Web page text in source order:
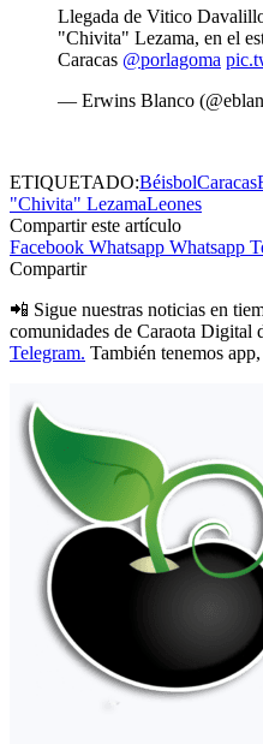
Llegada de Vitico
"Chivita" Lezama, en el
Caracas @porlagoma
— Erwins Blanco
ETIQUETADO:BéisbolCaracas
"Chivita" LezamaLeones
Compartir este artículo
Facebook Whatsapp Whatsapp
Compartir
📲 Sigue nuestras noticias en
comunidades de Caraota Digital
Telegram. También tenemos